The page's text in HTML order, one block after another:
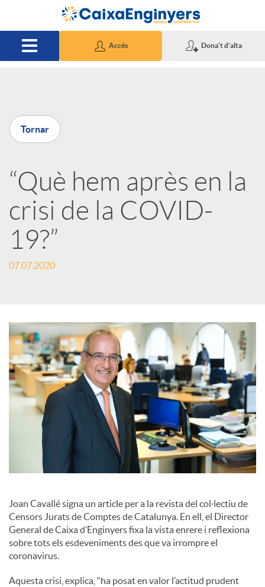
Salta al contingut principal
Accés Dona't d'alta
P
u
b
l
i
a
d
o
e
c
Tornar
“Què hem après en la
crisi de la COVID-
19?”
07.07.2020
Joan Cavallé signa un article per a la revista del col·lectiu de
Censors Jurats de Comptes de Catalunya. En ell, el Director
General de Caixa d’Enginyers fixa la vista enrere i reflexiona
sobre tots els esdeveniments des que va irrompre el
coronavirus.
Aquesta crisi, explica, “ha posat en valor l’actitud prudent